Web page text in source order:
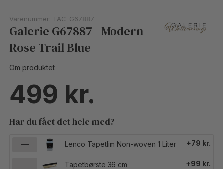
Varenummer: TAC-G67887
Galerie G67887 - Modern
Rose Trail Blue
Om produktet
499
Har du fået det hele med?
Lenco Tapetlim Non-woven 1 Liter +79 kr.
Tapetbørste 36 cm +99 kr.